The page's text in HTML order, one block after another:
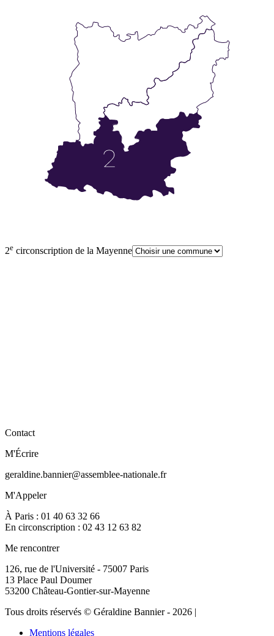
2e circonscription de la Mayenne
Contact
M'Écrire
geraldine.bannier@assemblee-nationale.fr
M'Appeler
À Paris : 01 40 63 32 66
En circonscription : 02 43 12 63 82
Me rencontrer
126, rue de l'Université - 75007 Paris
13 Place Paul Doumer
53200 Château-Gontier-sur-Mayenne
Tous droits réservés © Géraldine Bannier - 2026 |
Mentions légales